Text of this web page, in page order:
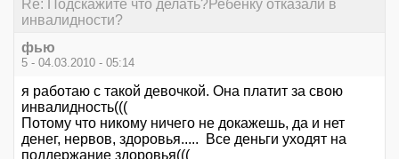
Re: Подскажите что делать?Ребенку отказали в
инвалидности?
фью
5 - 04.03.2010 - 05:14
я работаю с такой девочкой. Она платит за свою
инвалидность(((
Потому что никому ничего не докажешь, да и нет
денег, нервов, здоровья..... Все деньги уходят на
поддержание здоровья(((